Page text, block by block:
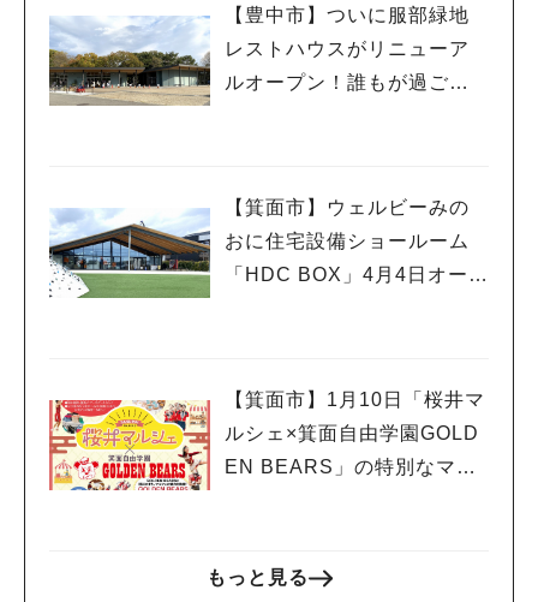
【豊中市】ついに服部緑地
レストハウスがリニューア
ルオープン！誰もが過ごし
【箕面市】ウェルビーみの
おに住宅設備ショールーム
「HDC BOX」4月4日オープ
【箕面市】1月10日「桜井マ
ルシェ×箕面自由学園GOLD
EN BEARS」の特別なマル
もっと見る
人気のキーワード